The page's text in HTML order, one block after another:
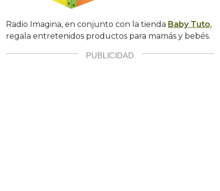
Radio Imagina, en conjunto con la tienda Baby Tuto,
regala entretenidos productos para mamás y bebés.